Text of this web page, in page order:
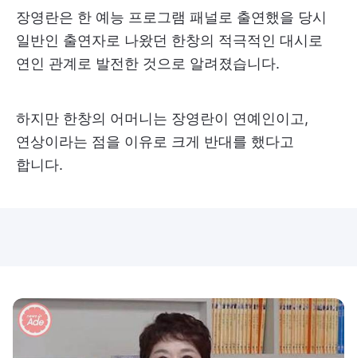
장영란은 한 예능 프로그램 패널로 출연했을 당시
일반인 출연자로 나왔던 한창의 적극적인 대시로
연인 관계로 발전한 것으로 알려졌습니다.
하지만 한창의 어머니는 장영란이 연예인이고,
연상이라는 점을 이유로 크게 반대를 했다고
합니다.